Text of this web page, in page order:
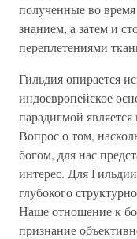
полученные во
знанием, а затем и
переплетениями
Гильдия опирается
индоевропейское
парадигмой
Вопрос о том,
богом, для нас
интерес. Для
глубокого
Наше отношение к
признание